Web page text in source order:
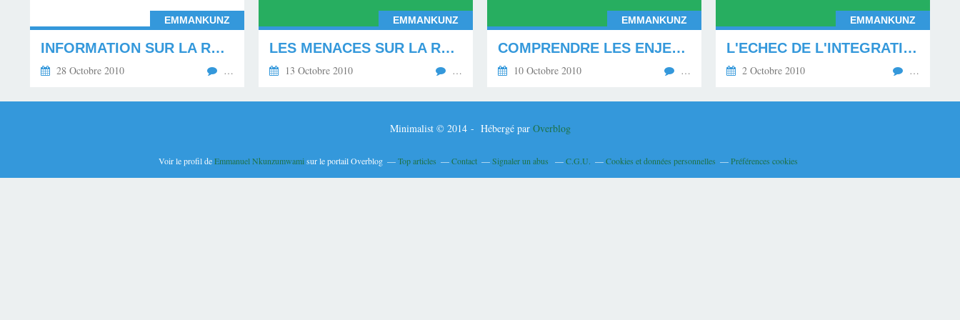
EMMANKUNZ
INFORMATION SUR LA REFORME DES RETRAITES EN 2010 POUR COMPRENDRE LES ENJEUX DEMOGRAPHIQUES, FINANCIERS ET SOCIAUX
28 Octobre 2010 …
EMMANKUNZ
LES MENACES SUR LA RETRAITE PAR REPARTITION EN FRANCE
13 Octobre 2010 …
EMMANKUNZ
COMPRENDRE LES ENJEUX DE LA REFORME DES RETRAITES EN FRANCE. EN FINIR AVEC LES GREVES IDEOLOGIQUES QUI DETRUISENT L’ECONOMIE
10 Octobre 2010 …
EMMANKUNZ
L'ECHEC DE L'INTEGRATION ET LA MONTEE DES RACISMES EN FRANCE ET EN EUROPE
2 Octobre 2010 …
Minimalist © 2014 - Hébergé par Overblog
Voir le profil deEmmanuel Nkunzumwami sur le portail Overblog Top articles Contact Signaler un abus C.G.U. Cookies et données personnelles Préférences cookies